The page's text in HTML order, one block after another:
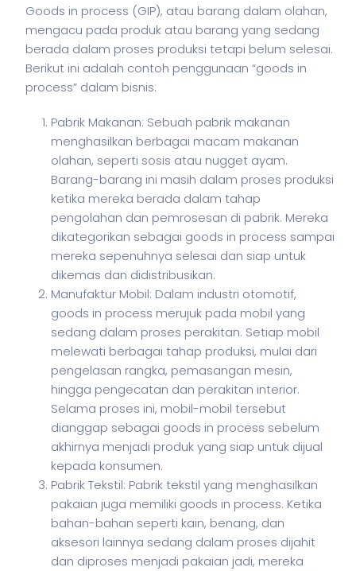
Goods in process (GIP), atau barang dalam olahan,
mengacu pada produk atau barang yang sedang
berada dalam proses produksi tetapi belum selesai.
Berikut ini adalah contoh penggunaan “goods in
process” dalam bisnis:
Pabrik Makanan: Sebuah pabrik makanan
menghasilkan berbagai macam makanan
olahan, seperti sosis atau nugget ayam.
Barang-barang ini masih dalam proses produksi
ketika mereka berada dalam tahap
pengolahan dan pemrosesan di pabrik. Mereka
dikategorikan sebagai goods in process sampai
mereka sepenuhnya selesai dan siap untuk
dikemas dan didistribusikan.
Manufaktur Mobil: Dalam industri otomotif,
goods in process merujuk pada mobil yang
sedang dalam proses perakitan. Setiap mobil
melewati berbagai tahap produksi, mulai dari
pengelasan rangka, pemasangan mesin,
hingga pengecatan dan perakitan interior.
Selama proses ini, mobil-mobil tersebut
dianggap sebagai goods in process sebelum
akhirnya menjadi produk yang siap untuk dijual
kepada konsumen.
Pabrik Tekstil: Pabrik tekstil yang menghasilkan
pakaian juga memiliki goods in process. Ketika
bahan-bahan seperti kain, benang, dan
aksesori lainnya sedang dalam proses dijahit
dan diproses menjadi pakaian jadi, mereka